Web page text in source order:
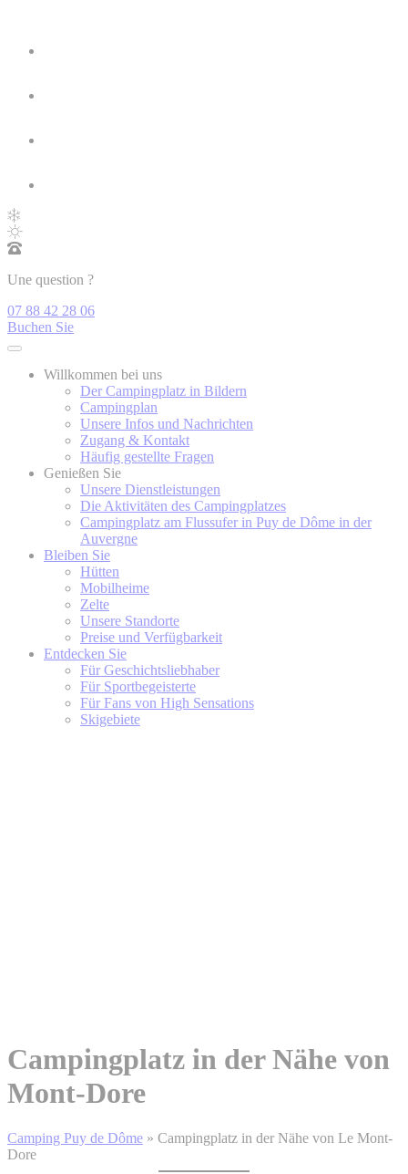
Une question ?
07 88 42 28 06
Buchen Sie
Willkommen bei uns
Der Campingplatz in Bildern
Campingplan
Unsere Infos und Nachrichten
Zugang & Kontakt
Häufig gestellte Fragen
Genießen Sie
Unsere Dienstleistungen
Die Aktivitäten des Campingplatzes
Campingplatz am Flussufer in Puy de Dôme in der
Auvergne
Bleiben Sie
Hütten
Mobilheime
Zelte
Unsere Standorte
Preise und Verfügbarkeit
Entdecken Sie
Für Geschichtsliebhaber
Für Sportbegeisterte
Für Fans von High Sensations
Skigebiete
Campingplatz in der Nähe von
Mont-Dore
Camping Puy de Dôme » Campingplatz in der Nähe von Le Mont-
Dore